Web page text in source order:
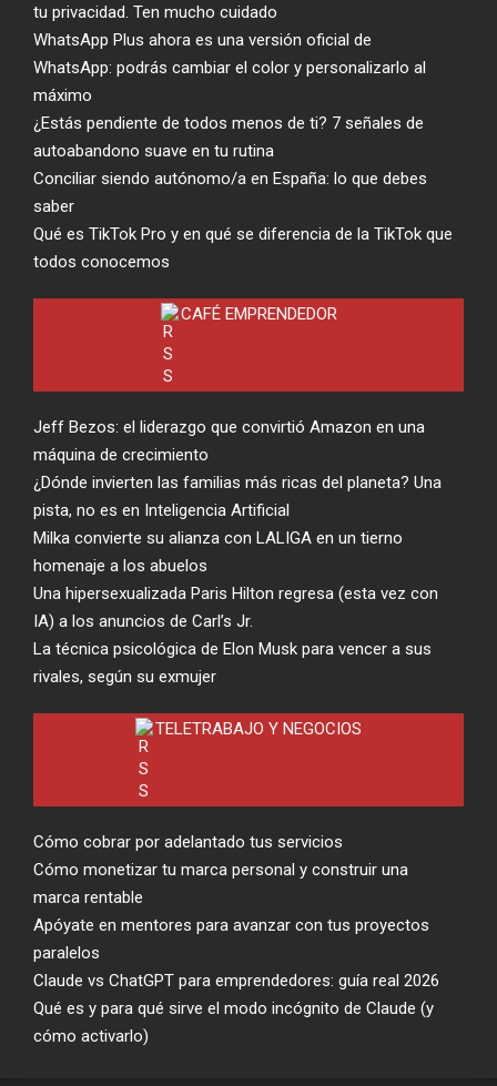
tu privacidad. Ten mucho cuidado
WhatsApp Plus ahora es una versión oficial de
WhatsApp: podrás cambiar el color y personalizarlo al
máximo
¿Estás pendiente de todos menos de ti? 7 señales de
autoabandono suave en tu rutina
Conciliar siendo autónomo/a en España: lo que debes
saber
Qué es TikTok Pro y en qué se diferencia de la TikTok que
todos conocemos
CAFÉ EMPRENDEDOR
Jeff Bezos: el liderazgo que convirtió Amazon en una
máquina de crecimiento
¿Dónde invierten las familias más ricas del planeta? Una
pista, no es en Inteligencia Artificial
Milka convierte su alianza con LALIGA en un tierno
homenaje a los abuelos
Una hipersexualizada Paris Hilton regresa (esta vez con
IA) a los anuncios de Carl’s Jr.
La técnica psicológica de Elon Musk para vencer a sus
rivales, según su exmujer
TELETRABAJO Y NEGOCIOS
Cómo cobrar por adelantado tus servicios
Cómo monetizar tu marca personal y construir una
marca rentable
Apóyate en mentores para avanzar con tus proyectos
paralelos
Claude vs ChatGPT para emprendedores: guía real 2026
Qué es y para qué sirve el modo incógnito de Claude (y
cómo activarlo)